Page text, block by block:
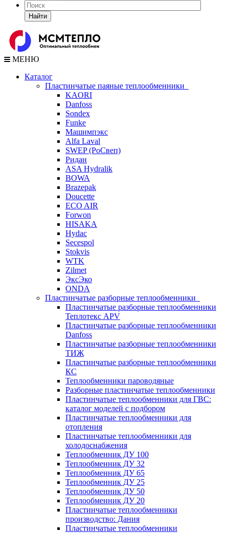
Найти
МЕНЮ
Каталог
Пластинчатые паяные теплообменники
KAORI
Danfoss
Sondex
Funke
Машимпэкс
Alfa Laval
SWEP (РоСвеп)
Ридан
ASA Hydralik
BOWA
Brazepak
Doucette
ECO AIR
Forwon
HISAKA
Hydac
Secespol
Stokvis
WTK
Zilmet
ЭксЭко
ONDA
Пластинчатые разборные теплообменники
Пластинчатые разборные теплообменники
Теплотекс APV
Пластинчатые разборные теплообменники
Danfoss
Пластинчатые разборные теплообменники
ТИЖ
Пластинчатые разборные теплообменники
КC
Теплообменники пароводяные
Разборные пластинчатые теплообменники
Пластинчатые теплообменники для ГВС:
каталог моделей с подбором
Пластинчатые теплообменники для
отопления
Пластинчатые теплообменники для
холодоснабжения
Теплообменник ДУ 100
Теплообменник ДУ 32
Теплообменник ДУ 65
Теплообменник ДУ 25
Теплообменник ДУ 50
Теплообменник ДУ 20
Пластинчатые теплообменники
производство: Дания
Пластинчатые теплообменники